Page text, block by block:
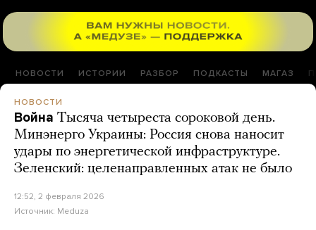
НОВОСТИ ИСТОРИИ РАЗБОР ПОДКАСТЫ МАГАЗ
НОВОСТИ
Война Тысяча четыреста сороковой день.
Минэнерго Украины: Россия снова наносит
удары по энергетической инфраструктуре.
Зеленский: целенаправленных атак не было
12:52, 2 февраля 2026
Источник: Meduza